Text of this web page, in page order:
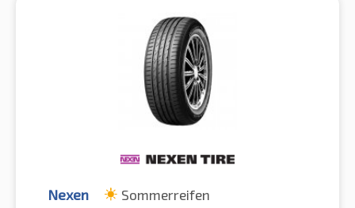
Nexen Sommerreifen